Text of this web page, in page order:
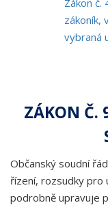
Zákon č.
zákoník,
vybraná
ZÁKON Č.
Občanský soudní
řízení, rozsudky pro
podrobně upravuje